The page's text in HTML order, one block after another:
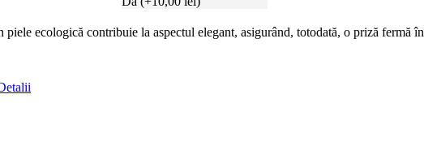
ecologică contribuie la aspectul elegant, asigurând, totodată, o priză fermă